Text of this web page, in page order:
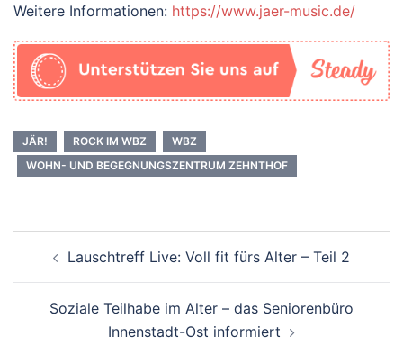
Weitere Informationen: https://www.jaer-music.de/
JÄR! ROCK IM WBZ
WBZ
WOHN- UND BEGEGNUNGSZENTRUM ZEHNTHOF
Navigation
Lauschtreff Live: Voll fit fürs Alter – Teil 2
Soziale Teilhabe im Alter – das Seniorenbüro
Innenstadt-Ost informiert